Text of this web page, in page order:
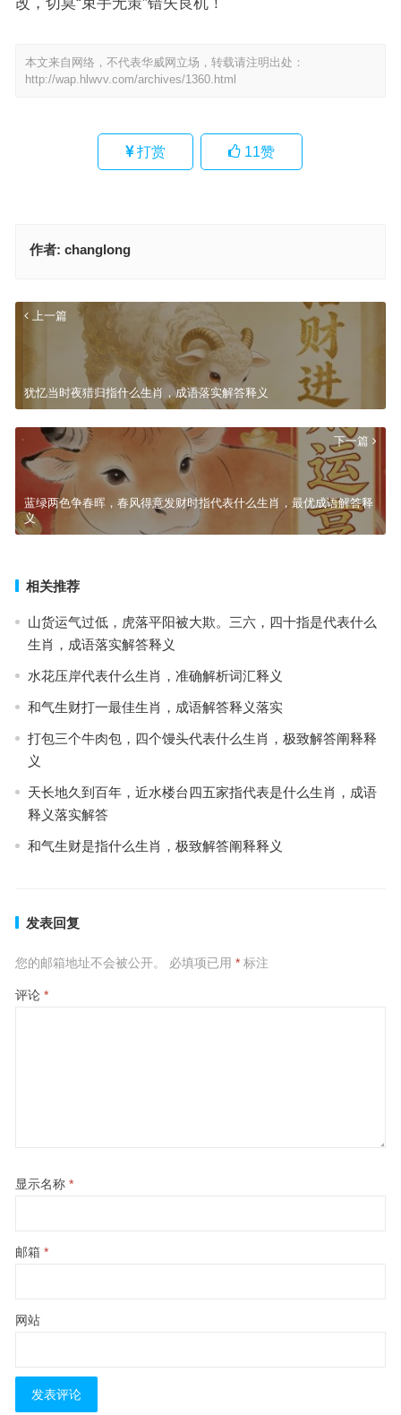
本文来自网络，不代表华威网立场，转载请注明出处：
http://wap.hlwvv.com/archives/1360.html
打赏 11赞
作者: changlong
上一篇
犹忆当时夜猎归指什么生肖，成语落实解答释义
下一篇
蓝绿两色争春晖，春风得意发财时指代表什么生肖，最优成语解答释
义
相关推荐
山货运气过低，虎落平阳被大欺。三六，四十指是代表什么
生肖，成语落实解答释义
水花压岸代表什么生肖，准确解析词汇释义
和气生财打一最佳生肖，成语解答释义落实
打包三个牛肉包，四个馒头代表什么生肖，极致解答阐释释
义
天长地久到百年，近水楼台四五家指代表是什么生肖，成语
释义落实解答
和气生财是指什么生肖，极致解答阐释释义
发表回复
您的邮箱地址不会被公开。 必填项已用 *标注
评论 *
显示名称 *
邮箱 *
网站